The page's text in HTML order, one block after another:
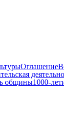
Оглашение
общины1000-